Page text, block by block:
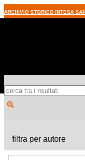
ARCHIVIO STORICO INTESA
filtra per autore